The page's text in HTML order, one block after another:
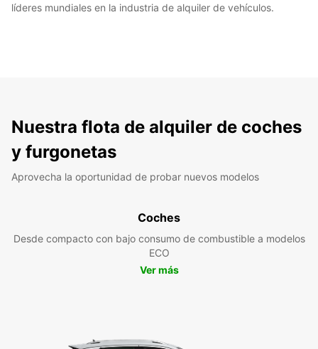
líderes mundiales en la industria de alquiler de vehículos.
Nuestra flota de alquiler de coches
y furgonetas
Aprovecha la oportunidad de probar nuevos modelos
Coches
Desde compacto con bajo consumo de combustible a modelos
ECO
Ver más